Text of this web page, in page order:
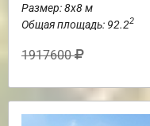
Размер: 8х8 м
Общая площадь: 92.22
1917600